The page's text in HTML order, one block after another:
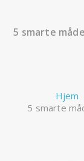
5 smarte
Hjem
5 smarte